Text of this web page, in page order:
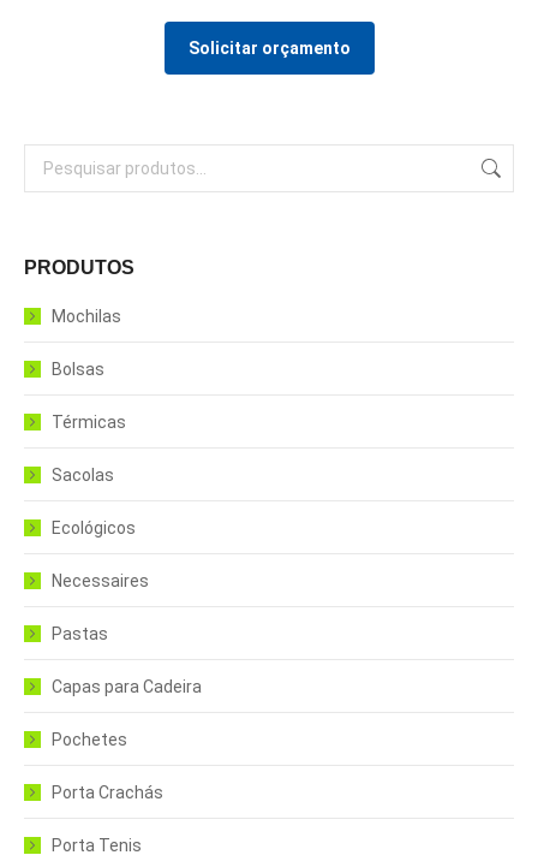
Solicitar orçamento
PRODUTOS
Mochilas
Bolsas
Térmicas
Sacolas
Ecológicos
Necessaires
Pastas
Capas para Cadeira
Pochetes
Porta Crachás
Porta Tenis